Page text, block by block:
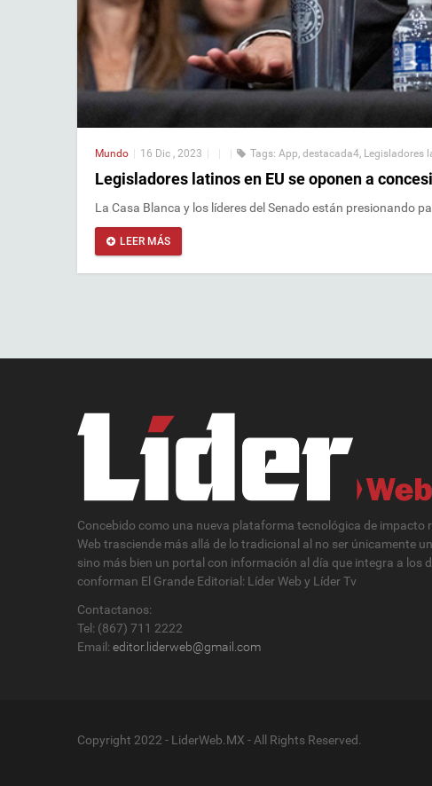
Mundo | 16 Dic , 2023 | | | Tags: App destacada4 Legisladores
Legisladores latinos en EU se oponen a
La Casa Blanca y los líderes del Senado están presionando
LEER MÁS
Concebido como una nueva plataforma tecnológica de impacto
Web trasciende más allá de lo tradicional al no ser únicamente
sino más bien un portal con información al día que integra a los
conforman El Grande Editorial: Líder Web y Líder Tv
Contactanos:
Tel: (867) 711 2222
Email: editor.liderweb@gmail.com
Copyright 2022 - LiderWeb.MX - All Rights Reserved.